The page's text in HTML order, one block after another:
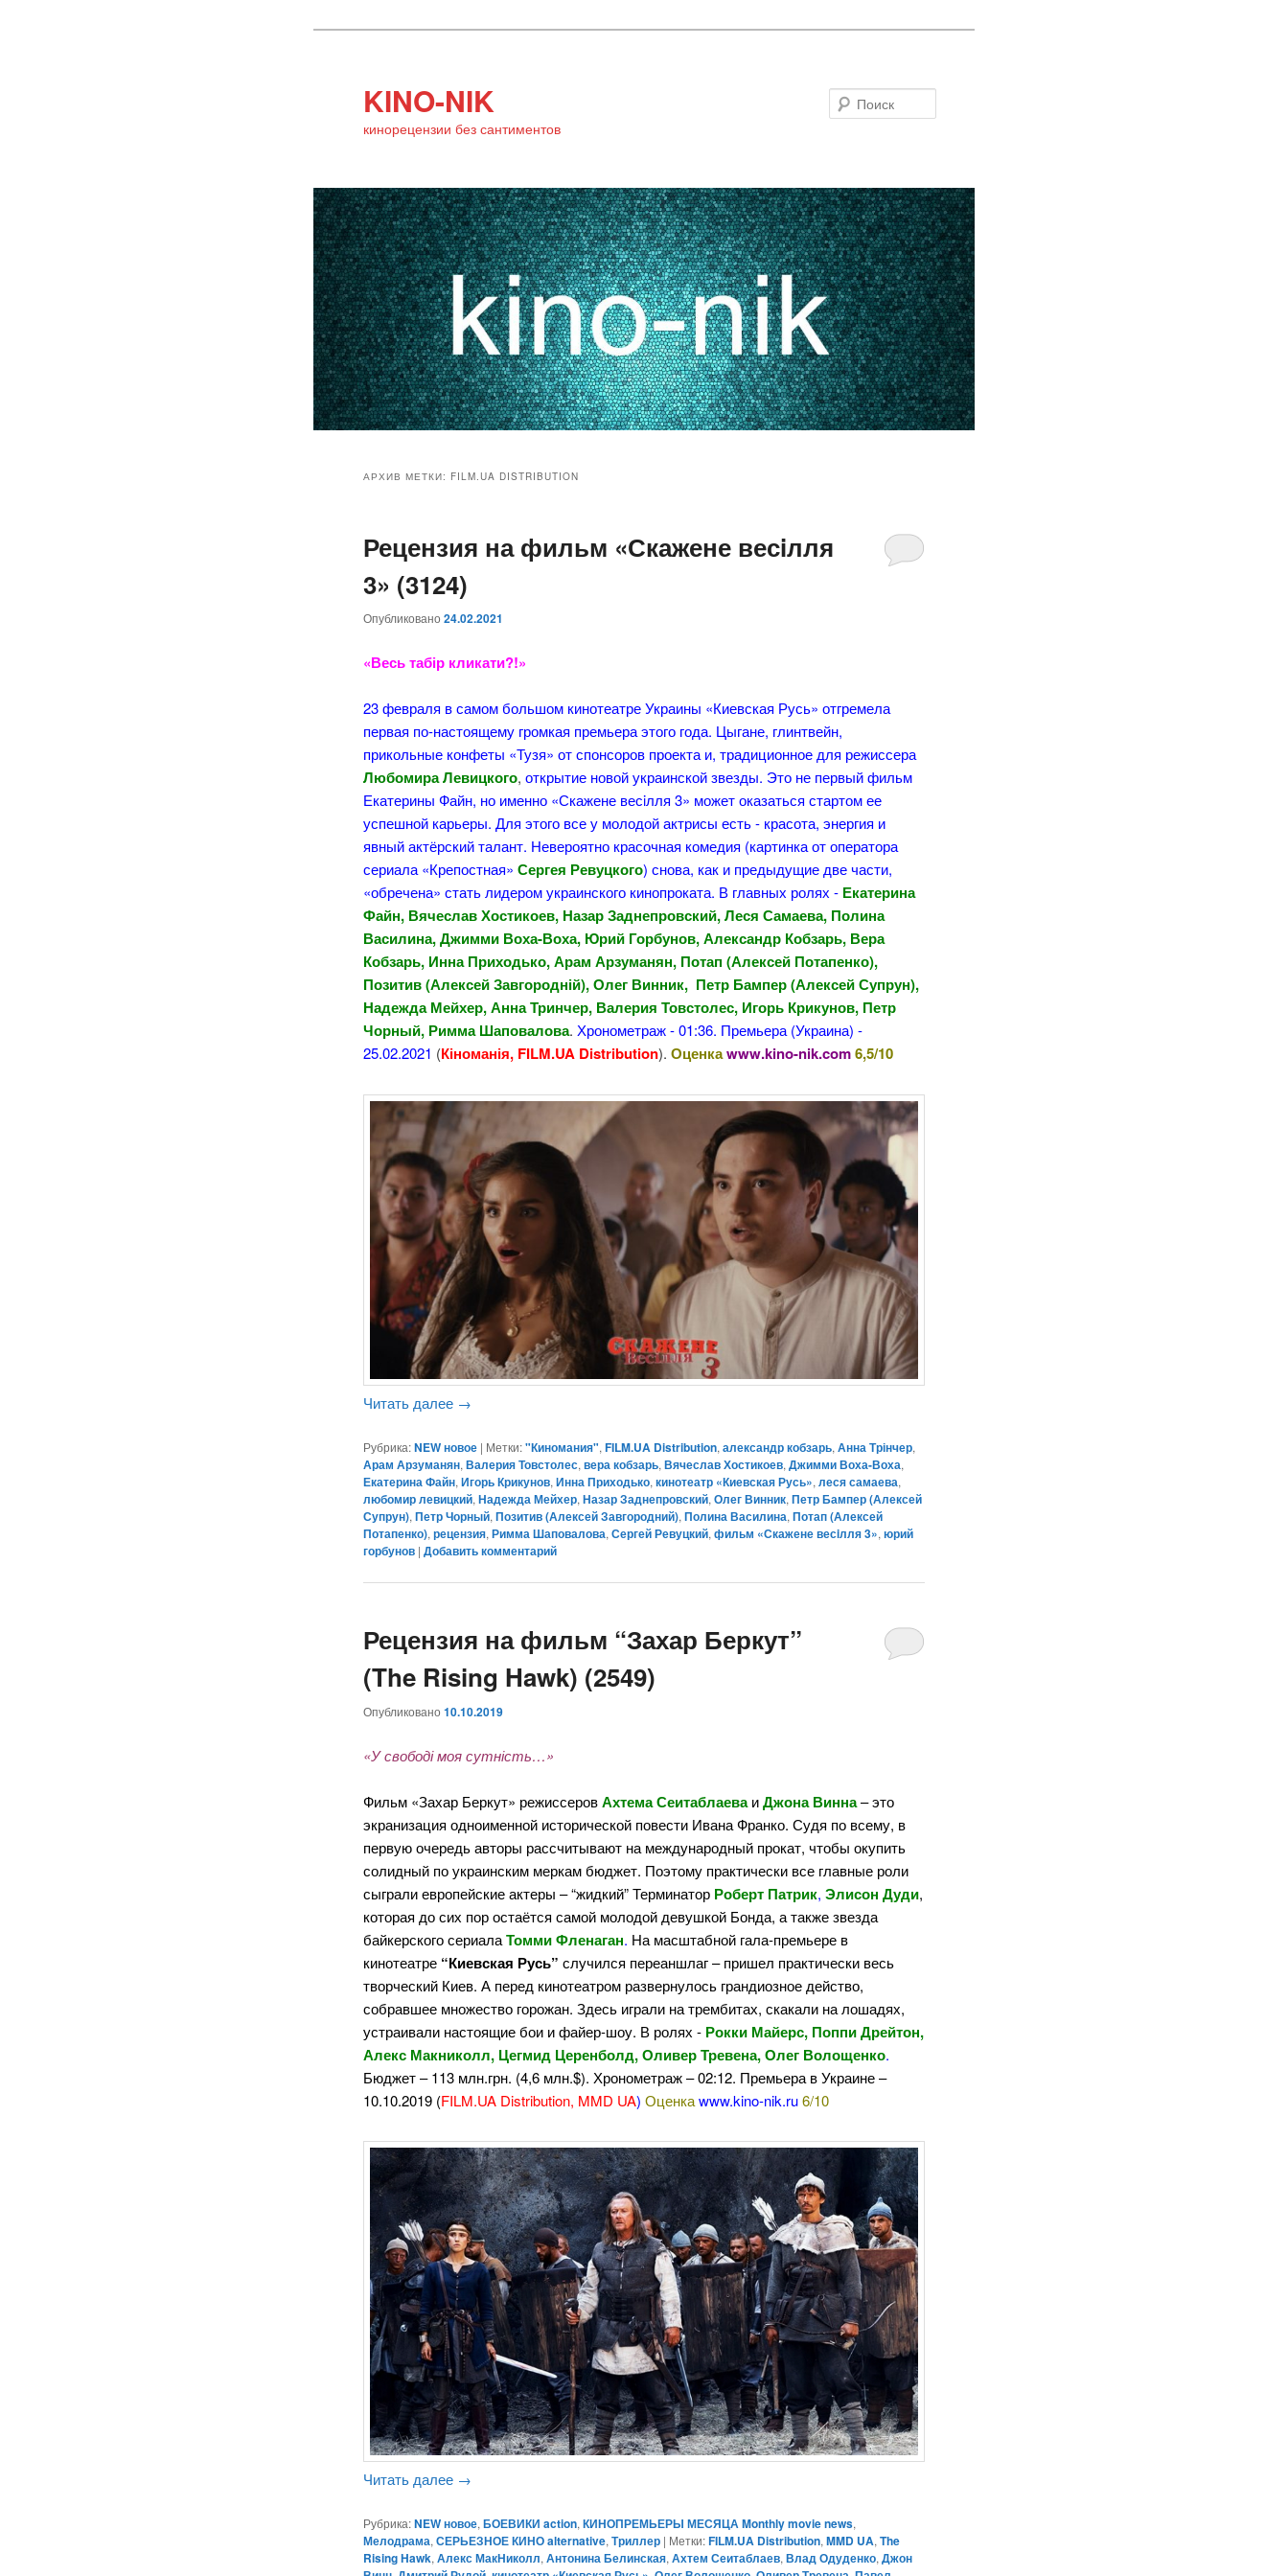
KINO-NIK
кинорецензии без сантиментов
основному
содержимому
дополнительному
содержимому
АРХИВ МЕТКИ: FILM.UA DISTRIBUTION
Рецензия на фильм «Скажене весiлля
3» (3124)
Опубликовано24.02.2021
«Весь табір кликати?!»
23 февраля в самом большом кинотеатре Украины «Киевская Русь» отгремела
первая по-настоящему громкая премьера этого года. Цыгане, глинтвейн,
прикольные конфеты «Тузя» от спонсоров проекта и, традиционное для режиссера
Любомира Левицкого,открытие новой украинской звезды. Это не первый фильм
Екатерины Файн, но именно «Скажене весiлля 3» может оказаться стартом ее
успешной карьеры. Для этого все у молодой актрисы есть - красота, энергия и
явный актёрский талант. Невероятно красочная комедия (картинка от оператора
сериала «Крепостная» Сергея Ревуцкого) снова, как и предыдущие две части,
«обречена» стать лидером украинского кинопроката. В главных ролях - Екатерина
Файн, Вячеслав Хостикоев, Назар Заднепровский, Леся Самаева, Полина
Василина, Джимми Воха-Воха, Юрий Горбунов, Александр Кобзарь, Вера
Кобзарь, Инна Приходько, Арам Арзуманян, Потап (Алексей Потапенко),
Позитив (Алексей Завгородній), Олег Винник, Петр Бампер (Алексей Супрун),
Надежда Мейхер, Анна Тринчер, Валерия Товстолес, Игорь Крикунов, Петр
Чорный, Римма Шаповалова.Хронометраж - 01:36. Премьера (Украина) -
25.02.2021 (Кіноманія, FILM.UA Distribution).Оценкаwww.kino-nik.com6,5/10
Читать далее →
Рубрика: NEW новое | Метки: "Киномания",FILM.UA Distribution,александр кобзарь,Анна Трінчер,
Арам Арзуманян,Валерия Товстолес,вера кобзарь,Вячеслав Хостикоев,Джимми Воха-Воха,
Екатерина Файн,Игорь Крикунов,Инна Приходько,кинотеатр «Киевская Русь»,леся самаева,
любомир левицкий,Надежда Мейхер,Назар Заднепровский,Олег Винник,Петр Бампер (Алексей
Супрун),Петр Чорный,Позитив (Алексей Завгородний),Полина Василина,Потап (Алексей
Потапенко),рецензия,Римма Шаповалова,Сергей Ревуцкий,фильм «Скажене весiлля 3»,юрий
горбунов |Добавить комментарий
Рецензия на фильм “Захар Беркут”
(The Rising Hawk) (2549)
Опубликовано10.10.2019
«У свободі моя сутність…»
Фильм «Захар Беркут» режиссеров Ахтема Сеитаблаева и Джона Винна– это
экранизация одноименной исторической повести Ивана Франко. Судя по всему, в
первую очередь авторы рассчитывают на международный прокат, чтобы окупить
солидный по украинским меркам бюджет. Поэтому практически все главные роли
сыграли европейские актеры – “жидкий” Терминатор Роберт Патрик,Элисон Дуди,
которая до сих пор остаётся самой молодой девушкой Бонда, а также звезда
байкерского сериалаТомми Фленаган. На масштабной гала-премьере в
кинотеатре “Киевская Русь” случился переаншлаг – пришел практически весь
творческий Киев. А перед кинотеатром развернулось грандиозное действо,
собравшее множество горожан. Здесь играли на трембитах, скакали на лошадях,
устраивали настоящие бои и файер-шоу. В ролях - Рокки Майерс, Поппи Дрейтон,
Алекс Макниколл, Цегмид Церенболд, Оливер Тревена, Олег Волощенко.
Бюджет – 113 млн.грн. (4,6 млн.$). Хронометраж – 02:12. Премьера в Украине –
10.10.2019 (FILM.UA Distribution, MMD UA)Оценкаwww.kino-nik.ru6/10
Читать далее →
Рубрика: NEW новое,БОЕВИКИ action,КИНОПРЕМЬЕРЫ МЕСЯЦА Monthly movie news,
Мелодрама,СЕРЬЕЗНОЕ КИНО alternative,Триллер | Метки: FILM.UA Distribution,MMD UA,The
Rising Hawk,Алекс МакНиколл,Антонина Белинская,Ахтем Сеитаблаев,Влад Одуденко,Джон